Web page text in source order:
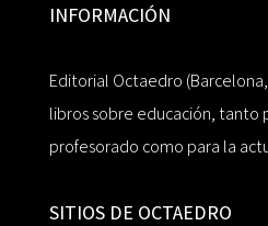
INFORMACIÓN
Editorial Octaedro
libros sobre educación, tanto
profesorado como para la
SITIOS DE OCTAEDRO